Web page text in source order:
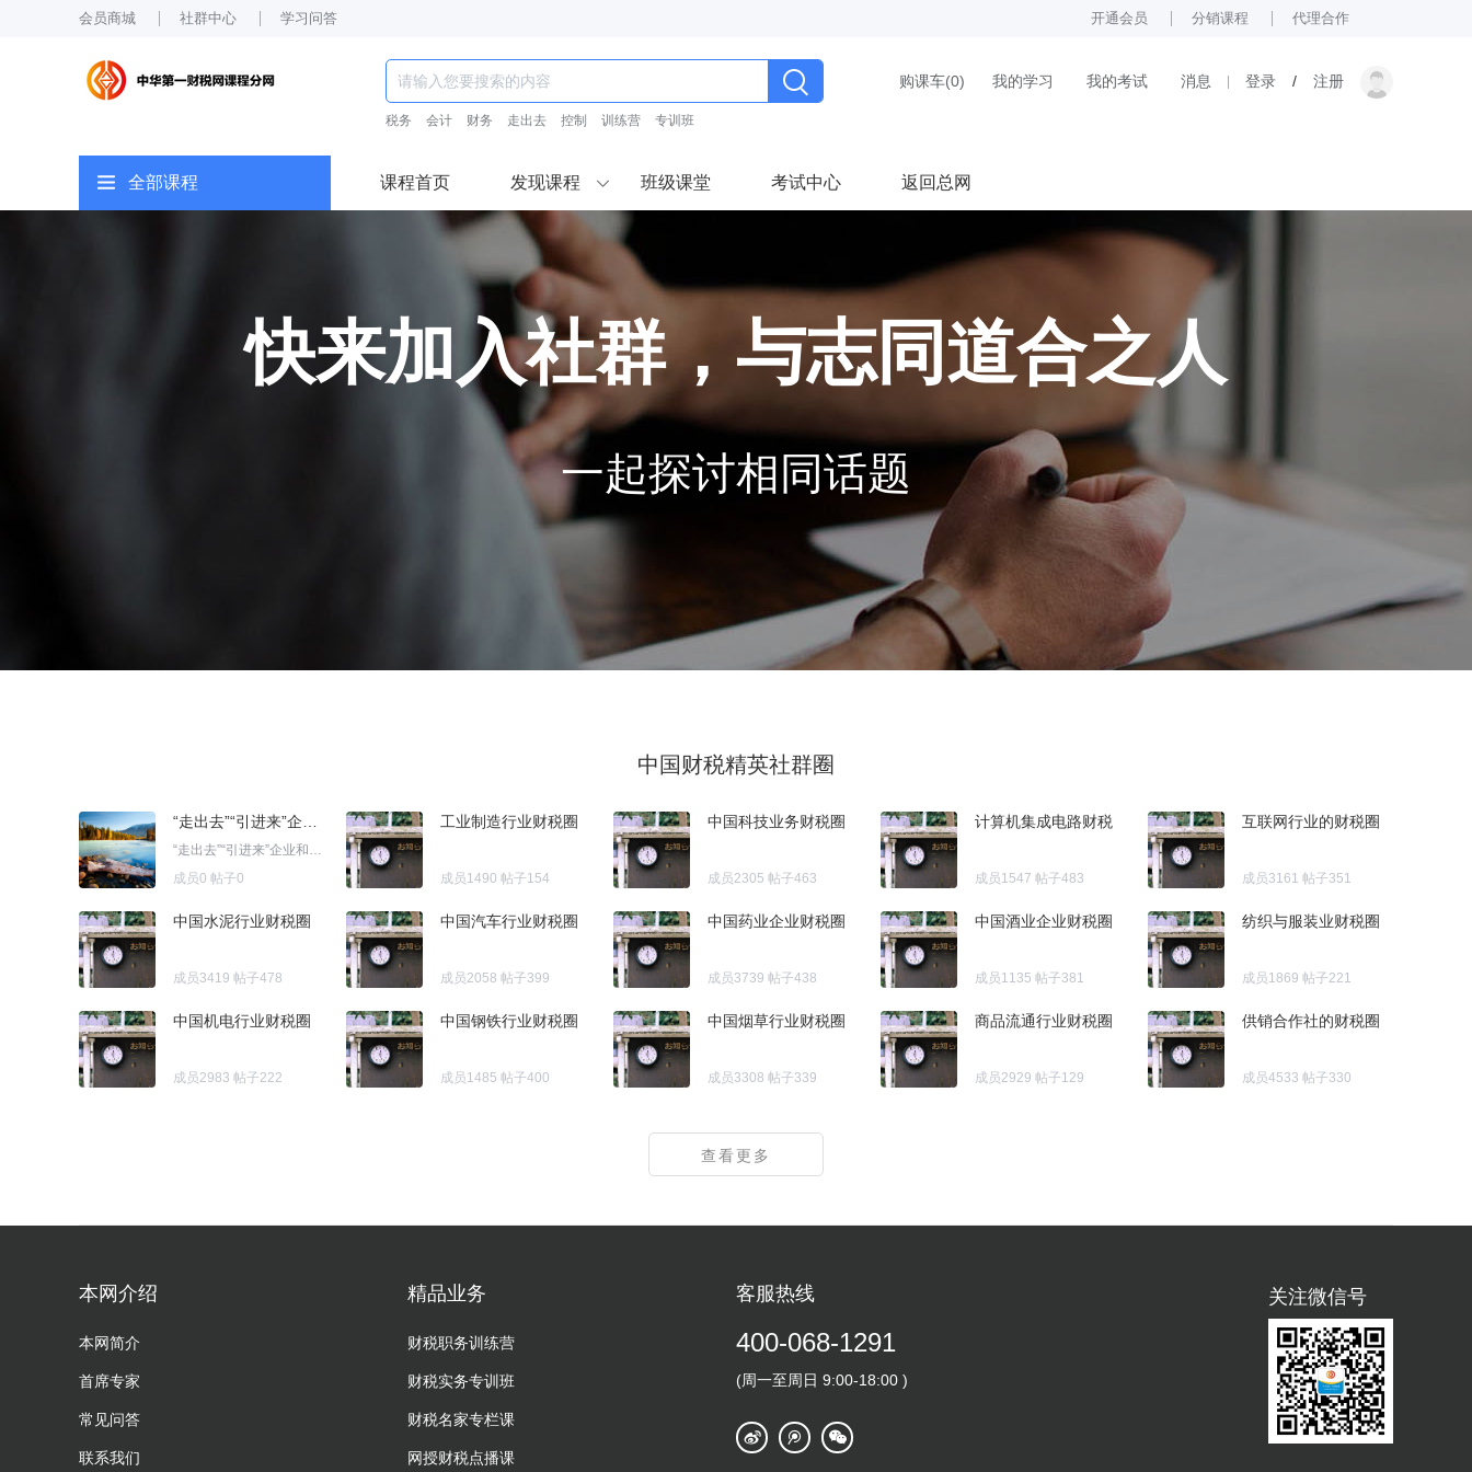
会员商城 社群中心 学习问答 开通会员 分销课程 代理合作
税务 会计 财务 走出去 控制 训练营 专训班
我的学习 我的考试 消息 登录 / 注册
购课车(0)
全部课程 课程首页 发现课程 班级课堂 考试中心 返回总网
快来加入社群，与志同道合之人
一起探讨相同话题
中国财税精英社群圈
“走出去”“引进来”企业和个人财税实务专训班
成员0 帖子0
工业制造行业财税圈
成员1490 帖子154
中国科技业务财税圈
成员2305 帖子463
计算机集成电路财税
成员1547 帖子483
互联网行业的财税圈
成员3161 帖子351
中国水泥行业财税圈
成员3419 帖子478
中国汽车行业财税圈
成员2058 帖子399
中国药业企业财税圈
成员3739 帖子438
中国酒业企业财税圈
成员1135 帖子381
纺织与服装业财税圈
成员1869 帖子221
中国机电行业财税圈
成员2983 帖子222
中国钢铁行业财税圈
成员1485 帖子400
中国烟草行业财税圈
成员3308 帖子339
商品流通行业财税圈
成员2929 帖子129
供销合作社的财税圈
成员4533 帖子330
查看更多
本网介绍
本网简介
首席专家
常见问答
联系我们
精品业务
财税职务训练营
财税实务专训班
财税名家专栏课
网授财税点播课
客服热线
400-068-1291
(周一至周日 9:00-18:00 )
关注微信号